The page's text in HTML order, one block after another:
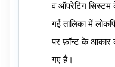
व ऑपरेटिंग सिस्टम
गई तालिका में
पर फ़ॉन्ट के आकार
गए हैं।